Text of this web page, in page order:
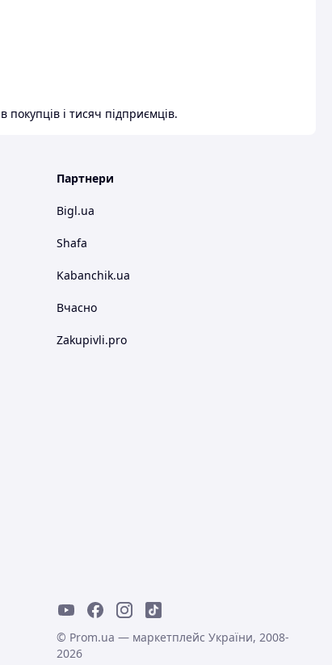
і тисяч підприємців.
Партнери
Bigl.ua
Shafa
Kabanchik.ua
Вчасно
Zakupivli.pro
© Prom.ua — маркетплейс України, 2008-
2026